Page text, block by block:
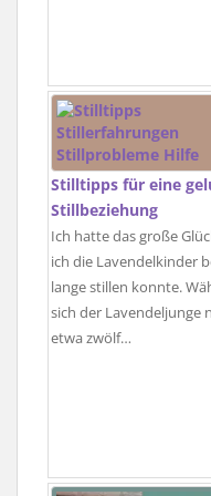
Stilltipps für eine
Stillbeziehung
Ich hatte das große
ich die Lavendelkinder
lange stillen konnte.
sich der Lavendeljunge
etwa zwölf…